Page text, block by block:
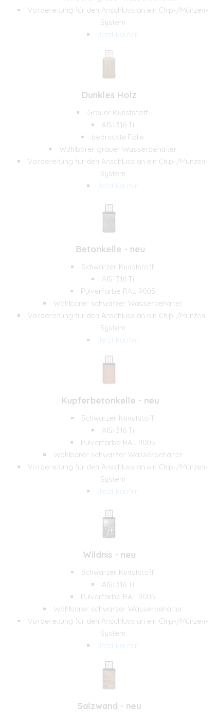
Vorbereitung für den Anschluss an ein Chip-/Münzen-
System
Jetzt kaufen
Dunkles Holz
Grauer Kunststoff
AISI 316 Ti
bedruckte Folie
Wählbarer grauer Wasserbehälter
Vorbereitung für den Anschluss an ein Chip-/Münzen-
System
Jetzt kaufen
Betonkelle - neu
Schwarzer Kunststoff
AISI 316 Ti
Pulverfarbe RAL 9005
Wählbarer schwarzer Wasserbehälter
Vorbereitung für den Anschluss an ein Chip-/Münzen-
System
Jetzt kaufen
Kupferbetonkelle - neu
Schwarzer Kunststoff
AISI 316 Ti
Pulverfarbe RAL 9005
Wählbarer schwarzer Wasserbehälter
Vorbereitung für den Anschluss an ein Chip-/Münzen-
System
Jetzt kaufen
Wildnis - neu
Schwarzer Kunststoff
AISI 316 Ti
Pulverfarbe RAL 9005
Wählbarer schwarzer Wasserbehälter
Vorbereitung für den Anschluss an ein Chip-/Münzen-
System
Jetzt kaufen
Salzwand - neu